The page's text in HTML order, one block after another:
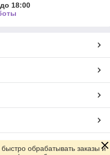
18:00
обрабатывать заказы и